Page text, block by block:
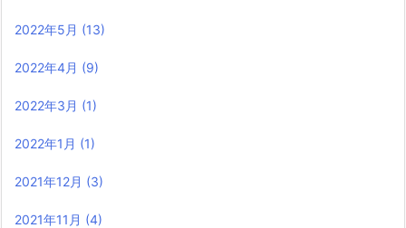
2022年5月 (13)
2022年4月 (9)
2022年3月 (1)
2022年1月 (1)
2021年12月 (3)
2021年11月 (4)